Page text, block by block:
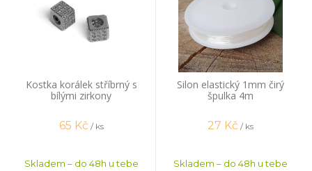
Kostka korálek stříbrný s
bílými zirkony
65 Kč / ks
Skladem – do 48h u tebe
Silon elastický 1mm čirý
špulka 4m
27 Kč / ks
Skladem – do 48h u tebe